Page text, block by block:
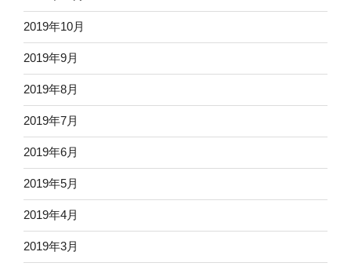
2019年10月
2019年9月
2019年8月
2019年7月
2019年6月
2019年5月
2019年4月
2019年3月